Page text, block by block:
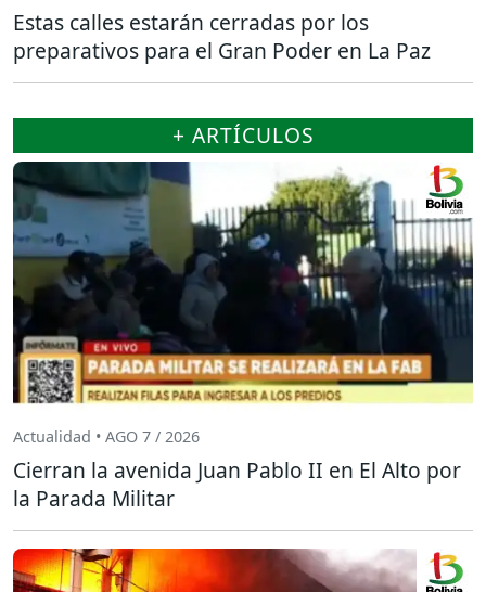
Estas calles estarán cerradas por los
preparativos para el Gran Poder en La Paz
+ ARTÍCULOS
Actualidad • AGO 7 / 2026
Cierran la avenida Juan Pablo II en El Alto por
la Parada Militar